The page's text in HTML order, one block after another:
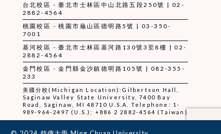
台北校區 - 臺北市士林區中山北路五段250號 | 02-
2882-4564
桃園校區 - 桃園市龜山區德明路5號 | 03-350-
7001
基河校區 - 臺北市士林區基河路130號3至8樓 | 02-
2882-4564
金門校區 - 金門縣金沙鎮德明路105號 | 082-355-
233
美國分校(Michigan Location):Gilbertson Hall,
Saginaw Valley State University, 7400 Bay
Road, Saginaw, MI 48710 U.S.A. Telephone: 1-
989-964-2497 (U.S.); +886 2 2882-4564 (Taiwan)